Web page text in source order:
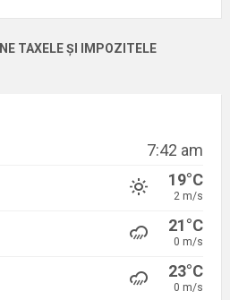
TAXELE ȘI IMPOZITELE
7:42 am
19°C
2 m/s
21°C
0 m/s
23°C
0 m/s